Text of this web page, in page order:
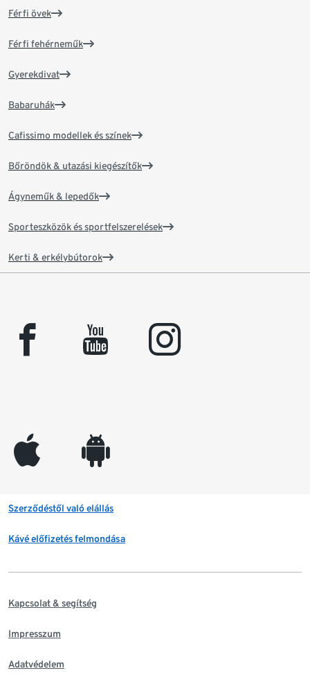
Férfi övek
Férfi fehérneműk
Gyerekdivat
Babaruhák
Cafissimo modellek és színek
Bőröndök & utazási kiegészítők
Ágyneműk & lepedők
Sporteszközök és sportfelszerelések
Kerti & erkélybútorok
facebook youtube instagram
appleinc android
Szerződéstől való elállás
Kávé előfizetés felmondása
Kapcsolat & segítség
Impresszum
Adatvédelem